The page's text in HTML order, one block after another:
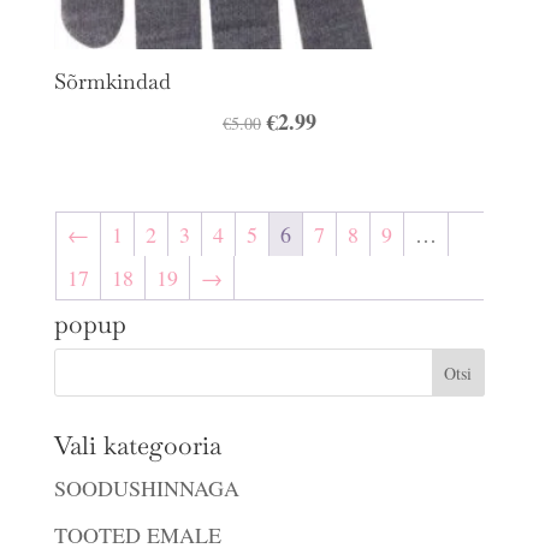
Sõrmkindad
€5.00 Algne
€5.00.
€2.99Praegune
€2.99.
← 1 2 3 4 5 6 7 8 9
…
17
18 19 →
popup
Vali kategooria
SOODUSHINNAGA
TOOTED EMALE